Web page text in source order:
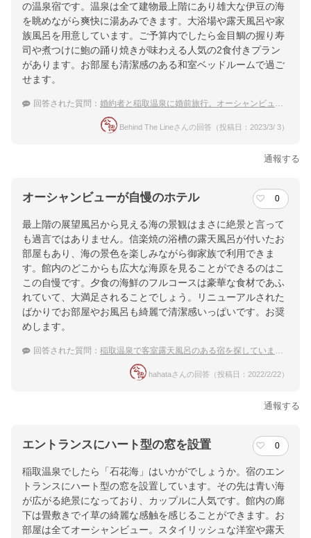
の温泉宿です。温泉は全て建物最上階にあり雄大な伊豆の海
を眺めながら爽快に湯あみできます。大浴場や露天風呂や家
族風呂を用意しています。ご予算内でしたら金目鯛の握り寿
司や煮つけに鮑の踊り焼きが味わえる人気の2食付きプラン
があります。お部屋も清潔感のある和室ベッドルームで過ご
せます。
回答された質問： 婚約者と稲取温泉に婚前旅行。オーシャンビューの素敵な宿は？
Behind The Lineさんの回答（投稿日：2023/3/ 3）
通報する
オーシャンビューが自慢のホテル 0
最上階の展望風呂から見える海の景観はまさに絶景と言って
も過言ではありません。信楽焼の浴槽の露天風呂が付いたお
部屋もあり、海の景色を楽しみながら御家族で利用できま
す。館内のどこからも広大な海原を見ることができるのはこ
この自慢です。夕食の海鮮のフルコースは豪華な食材であふ
れていて、大満足されることでしょう。リニューアルされた
ばかりでお部屋やお風呂も綺麗で清潔感いっぱいです。お奨
めします。
回答された質問： 稲取温泉で客室露天風呂のある宿を探しています。
hahataさんの回答（投稿日：2022/2/22）
通報する
エントランスにハート型の窓を設置 0
稲取温泉でしたら「石花海」はいかがでしょうか。宿のエン
トランスにハート型の窓を設置しています。その先は青い海
が広がる絶景になっており、カップルに人気です。館内の廊
下は畳敷きでイ草の綺麗な感触を感じることができます。お
部屋は全てオーシャンビュー。スタイリッシュな洋室や露天